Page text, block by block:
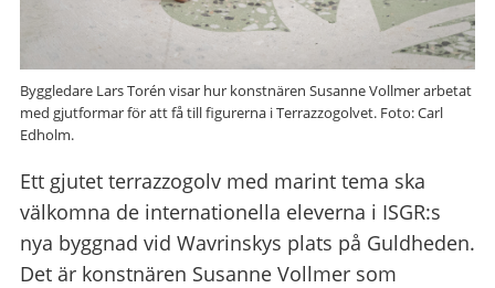
Byggledare Lars Torén visar hur konstnären Susanne Vollmer arbetat
med gjutformar för att få till figurerna i Terrazzogolvet. Foto: Carl
Edholm.
Ett gjutet terrazzogolv med marint tema ska
välkomna de internationella eleverna i ISGR:s
nya byggnad vid Wavrinskys plats på Guldheden.
Det är konstnären Susanne Vollmer som